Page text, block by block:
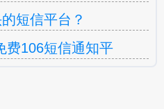
短信平台？
费106短信通知平